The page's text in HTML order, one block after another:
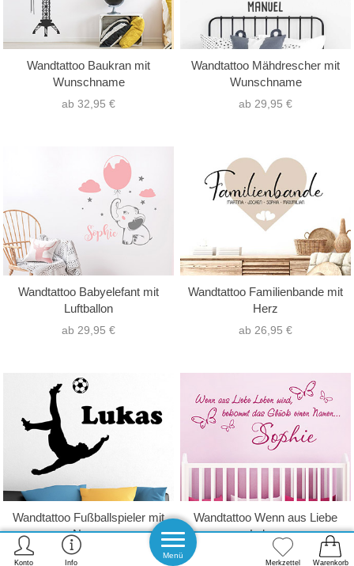
Wandtattoo Baukran mit
Wunschname
ab 32,95 €
Wandtattoo Mähdrescher mit
Wunschname
ab 29,95 €
Wandtattoo Babyelefant mit
Luftballon
ab 29,95 €
Wandtattoo Familienbande mit
Herz
ab 26,95 €
Wandtattoo Fußballspieler mit
Name
ab 24,95 €
Wandtattoo Wenn aus Liebe
Leben
ab 23,95 €
Warenkorb
Merkzettel
Menü
Konto Info